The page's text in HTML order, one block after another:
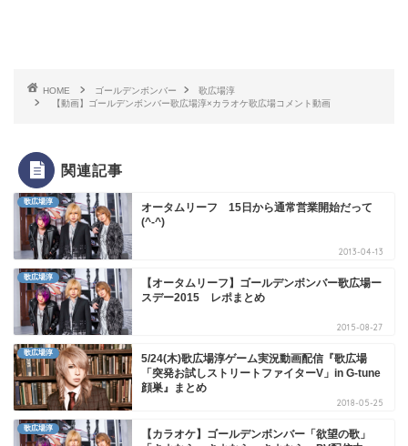
HOME ゴールデンボンバー
歌広場淳
【動画】ゴールデンボンバー歌広場淳×カラオケ歌広場コメント動画
関連記事
歌広場淳
オータムリーフ 15日から通常営業開始だって
(^-^)
2013-04-13
歌広場淳
【オータムリーフ】ゴールデンボンバー歌広場ー
スデー2015 レポまとめ
2015-08-27
歌広場淳
5/24(木)歌広場淳ゲーム実況動画配信『歌広場
「突発お試しストリートファイターV」in G-tune
顔巣』まとめ
2018-05-25
歌広場淳
【カラオケ】ゴールデンボンバー「欲望の歌」